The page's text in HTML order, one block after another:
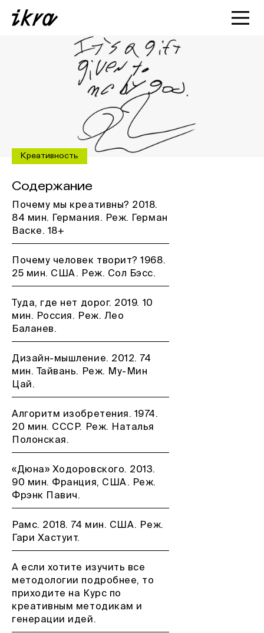
Познакомиться с ИКРОЙ
Статьи
Кейсы
О нас
Креативность
Содержание
Почему мы креативны? 2018.
84 мин. Германия. Реж. Герман
Васке. 18+
Почему человек творит? 1968.
25 мин. США. Реж. Сол Бэсс.
Туда, где нет дорог. 2019. 10
мин. Россия. Реж. Лео
Баланев.
Дизайн-мышление. 2012. 74
мин. Тайвань. Реж. Му-Мин
Цай.
Алгоритм изобретения. 1974.
20 мин. СССР. Реж. Наталья
Полонская.
«Дюна» Ходоровского. 2013.
90 мин. Франция, США. Реж.
Фрэнк Павич.
Рамс. 2018. 74 мин. США. Реж.
Гари Хастуит.
А если хотите изучить все
методологии подробнее, то
приходите на Курс по
креативным методикам и
генерации идей.